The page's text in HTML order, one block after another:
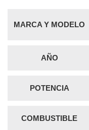
MARCA Y MODELO
AÑO
POTENCIA
COMBUSTIBLE